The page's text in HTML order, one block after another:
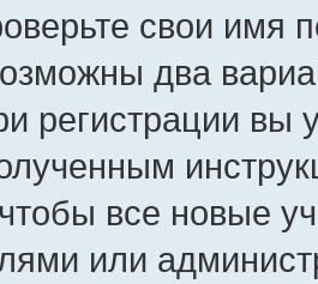
свои имя
два
регистрации вы
все новые
или